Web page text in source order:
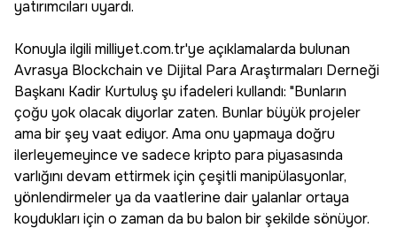
yatırımcıları uyardı.
Konuyla ilgili milliyet.com.tr'ye açıklamalarda bulunan
Avrasya Blockchain ve Dijital Para Araştırmaları Derneği
Başkanı Kadir Kurtuluş şu ifadeleri kullandı: "Bunların
çoğu yok olacak diyorlar zaten. Bunlar büyük projeler
ama bir şey vaat ediyor. Ama onu yapmaya doğru
ilerleyemeyince ve sadece kripto para piyasasında
varlığını devam ettirmek için çeşitli manipülasyonlar,
yönlendirmeler ya da vaatlerine dair yalanlar ortaya
koydukları için o zaman da bu balon bir şekilde sönüyor.